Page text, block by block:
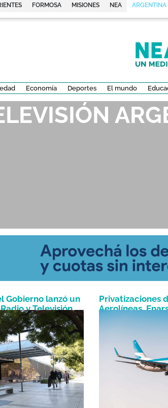
FORMOSA MISIONES NEA ARGENTINA
Economía Deportes El mundo
-
Gobierno lanzó un
y Televisión
Privatizaciones
Aerolíneas,
Argentina
Mayo 1, 2024